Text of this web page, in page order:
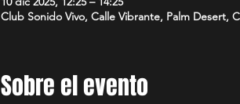
Club Sonido Vivo, Calle Vibrante, Palm Desert,
Sobre el evento